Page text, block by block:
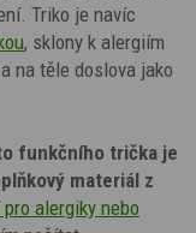
Triko je navíc
, sklony k alergiím
na těle doslova jako
funkčního trička je
materiál z
alergiky nebo